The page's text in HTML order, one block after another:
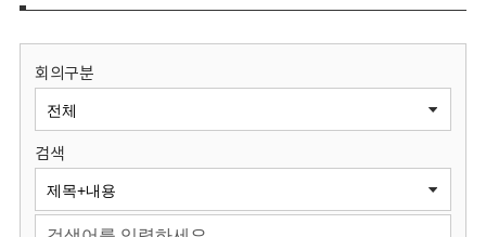
보
원
회
회의구분
검색